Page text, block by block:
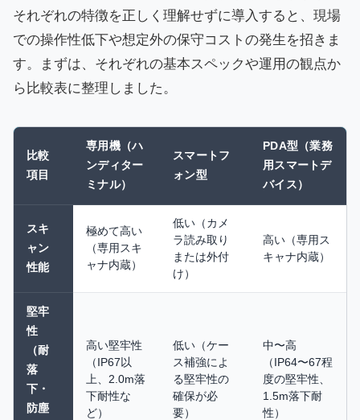
それぞれの特徴を正しく理解せずに導入すると、現場
での操作性低下や想定外の保守コストの発生を招きま
す。まずは、それぞれの基本スペックや運用の観点か
ら比較表に整理しました。
比較
項目
専用機（ハ
ンディター
ミナル）
スマートフ
ォン型
PDA型（業務
用スマートデ
バイス）
スキ
ャン
性能
極めて高い
（専用スキ
ャナ内蔵）
低い（カメ
ラ読み取り
または外付
け）
高い（専用ス
キャナ内蔵）
堅牢
性
（耐
落
下・
防塵
高い堅牢性
（IP67以
上、2.0m落
下耐性な
ど）
低い（ケー
ス補強によ
る堅牢性の
確保が必
要）
中〜高
（IP64〜67程
度の堅牢性、
1.5m落下耐
性）